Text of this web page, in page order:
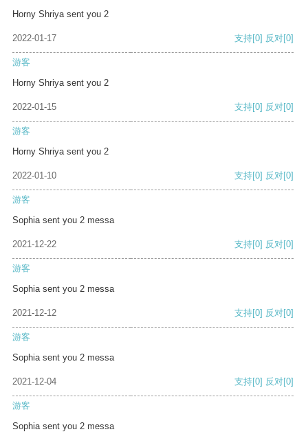
Horny Shriya sent you 2
2022-01-17 支持[0] 反对[0]
游客
Horny Shriya sent you 2
2022-01-15 支持[0] 反对[0]
游客
Horny Shriya sent you 2
2022-01-10 支持[0] 反对[0]
游客
Sophia sent you 2 messa
2021-12-22 支持[0] 反对[0]
游客
Sophia sent you 2 messa
2021-12-12 支持[0] 反对[0]
游客
Sophia sent you 2 messa
2021-12-04 支持[0] 反对[0]
游客
Sophia sent you 2 messa